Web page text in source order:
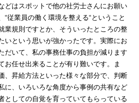
どはスポットで他の社労士さんにお願い
“従業員の働く環境を整える“ということ
業規則ですとか、そういったところの整
いという思いが強かったです。 実際にお
だいて、私の事務仕事の負担が減ります
お任せ出来ることが有り難いです。
ま
、 昇給方法といった様々な部分で、判断
に、いろいろな角度から事例の共有など
としての自覚を育っていてもらっている